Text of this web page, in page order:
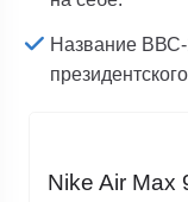
Название ВВС-
Nike Air Max